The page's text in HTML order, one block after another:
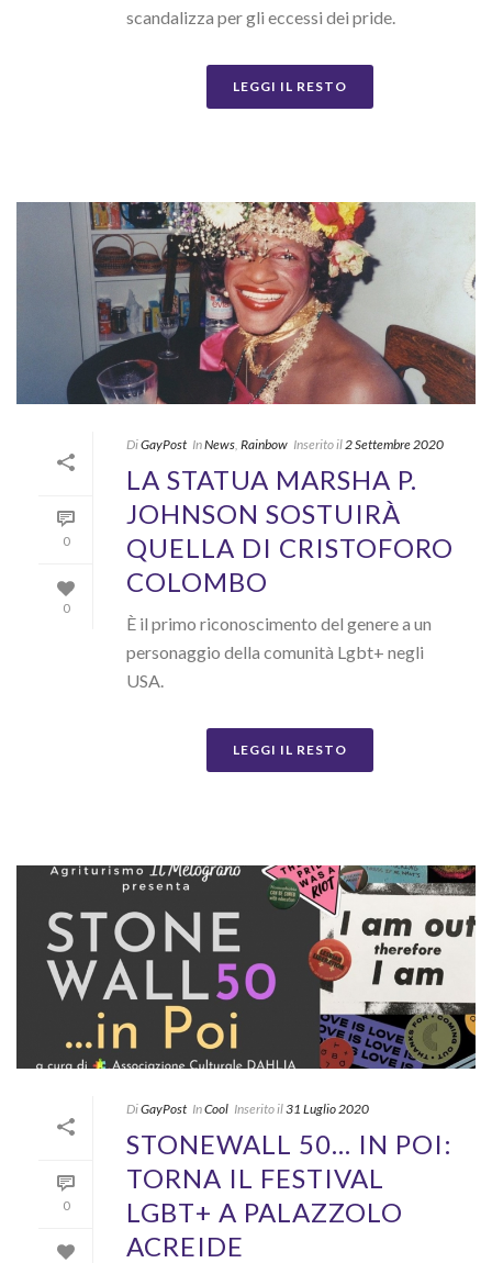
scandalizza per gli eccessi dei pride.
LEGGI IL RESTO
0
0
DiGayPost InNews, Rainbow Inserito il2 Settembre 2020
LA STATUA MARSHA P.
JOHNSON SOSTUIRÀ
QUELLA DI CRISTOFORO
COLOMBO
È il primo riconoscimento del genere a un
personaggio della comunità Lgbt+ negli
USA.
LEGGI IL RESTO
0
DiGayPost InCool Inserito il31 Luglio 2020
STONEWALL 50… IN POI:
TORNA IL FESTIVAL
LGBT+ A PALAZZOLO
ACREIDE